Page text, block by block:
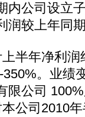
内公司设立
润较上年同
半年净利润
。业绩
限公司
公司2010